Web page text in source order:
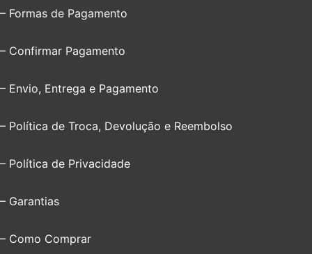
– Formas de Pagamento
– Confirmar Pagamento
– Envio, Entrega e Pagamento
– Política de Troca, Devolução e Reembolso
– Política de Privacidade
– Garantias
– Como Comprar